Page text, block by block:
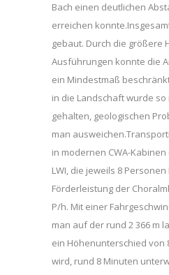
Bach einen deutlichen
erreichen
gebaut. Durch die größere
Ausführungen konnte die
ein Mindestmaß
in die Landschaft wurde so
gehalten, geologischen
man
in modernen CWA-Kabinen
LWI, die jeweils 8
Förderleistung der
P/h. Mit einer
man auf der rund 2 366 m
ein Höhenunterschied von
wird, rund 8 Minuten